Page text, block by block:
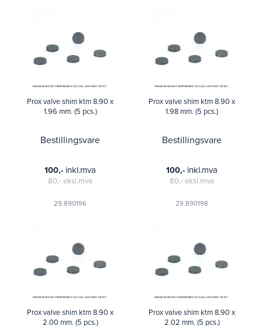
Prox valve shim ktm 8.90 x
1.96 mm. (5 pcs.)
Bestillingsvare
29.890196
100,- inkl.mva
80,-eksl.mva
Prox valve shim ktm 8.90 x
1.98 mm. (5 pcs.)
Bestillingsvare
29.890198
100,- inkl.mva
80,-eksl.mva
Prox valve shim ktm 8.90 x
2.00 mm. (5 pcs.)
Prox valve shim ktm 8.90 x
2.02 mm. (5 pcs.)